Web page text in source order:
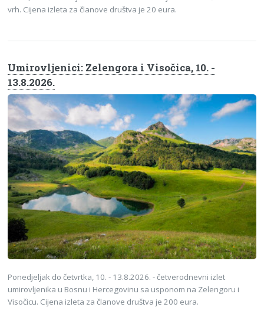
vrh. Cijena izleta za članove društva je 20 eura.
Umirovljenici: Zelengora i Visočica, 10. -
13.8.2026.
Ponedjeljak do četvrtka, 10. - 13.8.2026. - četverodnevni izlet
umirovljenika u Bosnu i Hercegovinu sa usponom na Zelengoru i
Visočicu. Cijena izleta za članove društva je 200 eura.